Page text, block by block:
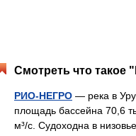
Смотреть что такое
РИО-НЕГРО — река в
площадь бассейна 70,6
м³/с. Судоходна в